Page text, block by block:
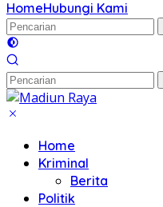
HomeHubungi Kami
Home
Kriminal
Berita
Politik